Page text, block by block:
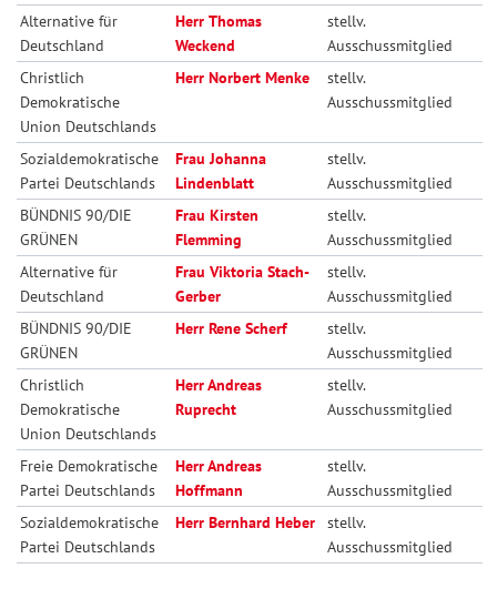
Alternative für
Deutschland
Herr Thomas
Weckend
stellv.
Ausschussmitglied
Christlich
Demokratische
Union Deutschlands
Herr Norbert Menke
stellv.
Ausschussmitglied
Sozialdemokratische
Partei Deutschlands
Frau Johanna
Lindenblatt
stellv.
Ausschussmitglied
BÜNDNIS 90/DIE
GRÜNEN
Frau Kirsten
Flemming
stellv.
Ausschussmitglied
Alternative für
Deutschland
Frau Viktoria Stach-
Gerber
stellv.
Ausschussmitglied
BÜNDNIS 90/DIE
GRÜNEN
Herr Rene Scherf
stellv.
Ausschussmitglied
Christlich
Demokratische
Union Deutschlands
Herr Andreas
Ruprecht
stellv.
Ausschussmitglied
Freie Demokratische
Partei Deutschlands
Herr Andreas
Hoffmann
stellv.
Ausschussmitglied
Sozialdemokratische
Partei Deutschlands
Herr Bernhard Heber
stellv.
Ausschussmitglied